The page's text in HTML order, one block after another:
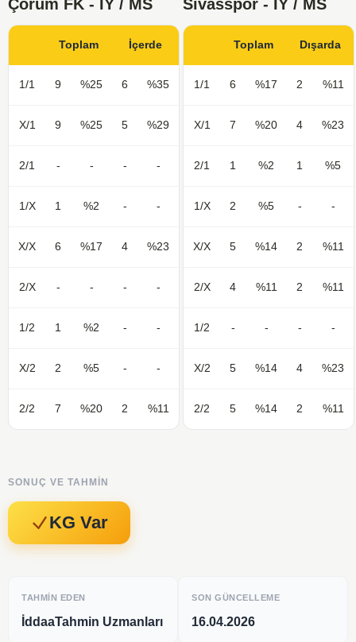
Çorum FK - İY / MS
Toplam İçerde
1/1 9 %25 6 %35
X/1 9 %25 5 %29
2/1 - - - -
1/X 1 %2 - -
X/X 6 %17 4 %23
2/X - - - -
1/2 1 %2 - -
X/2 2 %5 - -
2/2 7 %20 2 %11
Sivasspor - İY / MS
Toplam Dışarda
1/1 6 %17 2 %11
X/1 7 %20 4 %23
2/1 1 %2 1 %5
1/X 2 %5 - -
X/X 5 %14 2 %11
2/X 4 %11 2 %11
1/2 - - - -
X/2 5 %14 4 %23
2/2 5 %14 2 %11
SONUÇ VE TAHMIN
KG Var
TAHMIN EDEN
İddaaTahmin Uzmanları
SON GÜNCELLEME
16.04.2026